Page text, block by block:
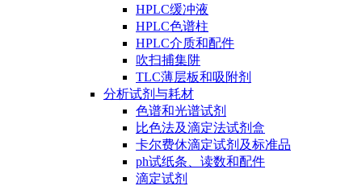
HPLC缓冲液
HPLC色谱柱
HPLC介质和配件
吹扫捕集阱
TLC薄层板和吸附剂
分析试剂与耗材
色谱和光谱试剂
比色法及滴定法试剂盒
卡尔费休滴定试剂及标准品
ph试纸条、读数和配件
滴定试剂